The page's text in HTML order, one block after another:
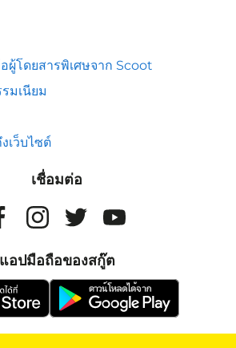
ผู้โดยสารพิเศษจาก Scoot
มเนียม
เว็บไซต์
เชื่อมต่อ
แอปมือถือของสกู๊ต